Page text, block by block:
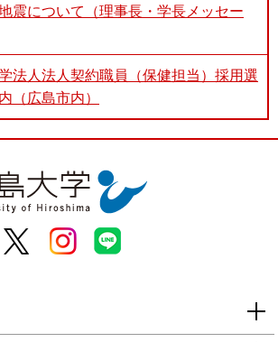
震について（理事長・学長メッセー
法人法人契約職員（保健担当）採用選
（広島市内）